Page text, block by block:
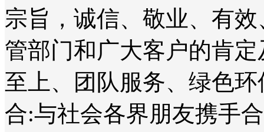
宗旨，诚信、敬业、有
管部门和广大客户的肯
至上、团队服务、绿色
合:与社会各界朋友携手